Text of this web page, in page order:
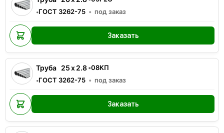
•ГОСТ 3262-75 под заказ
Заказать
Труба 25x2.8•08КП
•ГОСТ 3262-75 под заказ
Заказать